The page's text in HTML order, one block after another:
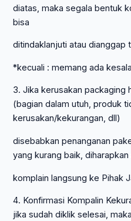
diatas, maka segala bentuk
bisa
ditindaklanjuti atau dianggap
*kecuali : memang ada
3. Jika kerusakan packaging
(bagian dalam utuh, produk
kerusakan/kekurangan, dll)
disebabkan penanganan
yang kurang baik,
komplain langsung ke Pihak
4. Konfirmasi Kompalin
jika sudah diklik selesai,